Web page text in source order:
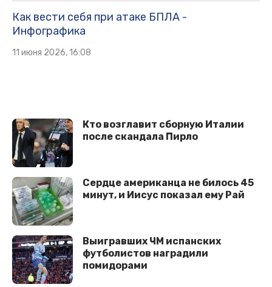
Как вести себя при атаке БПЛА -
Инфографика
11 июня 2026, 16:08
Кто возглавит сборную Италии
после скандала Пирло
Сердце американца не билось 45
минут, и Иисус показал ему Рай
Выигравших ЧМ испанских
футболистов наградили
помидорами